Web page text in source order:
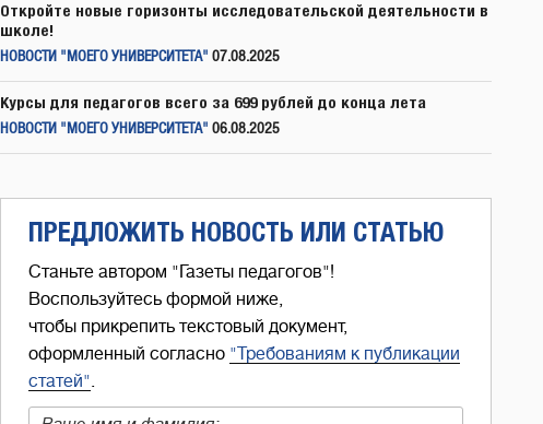
Откройте новые горизонты исследовательской деятельности в
школе!
НОВОСТИ "МОЕГО УНИВЕРСИТЕТА" 07.08.2025
Курсы для педагогов всего за 699 рублей до конца лета
НОВОСТИ "МОЕГО УНИВЕРСИТЕТА" 06.08.2025
ПРЕДЛОЖИТЬ НОВОСТЬ ИЛИ СТАТЬЮ
Станьте автором "Газеты педагогов"!
Воспользуйтесь формой ниже,
чтобы прикрепить текстовый документ,
оформленный согласно "Требованиям к публикации
статей".